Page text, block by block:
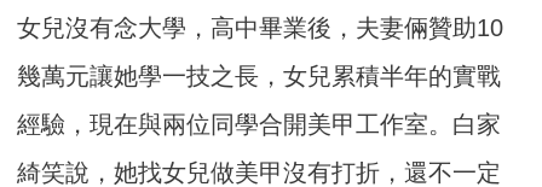
女兒沒有念大學，高中畢業後，夫妻倆贊助10
幾萬元讓她學一技之長，女兒累積半年的實戰
經驗，現在與兩位同學合開美甲工作室。白家
綺笑說，她找女兒做美甲沒有打折，還不一定